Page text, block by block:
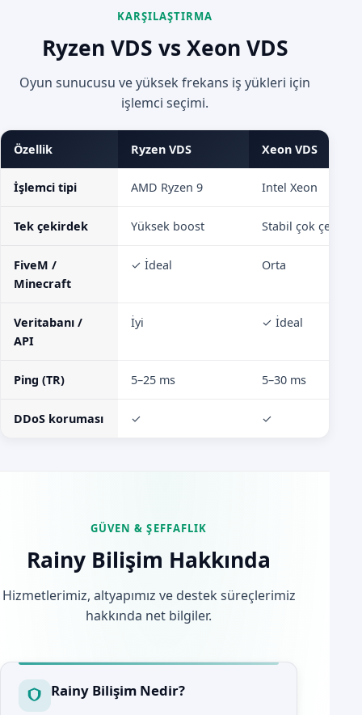
KARŞILAŞTIRMA
Ryzen VDS vs Xeon VDS
Oyun sunucusu ve yüksek frekans iş yükleri için
işlemci seçimi.
Özellik Ryzen VDS Xeon VDS
İşlemci tipi AMD Ryzen 9 Intel Xeon
Tek çekirdek Yüksek boost Stabil çok
FiveM /
Minecraft
✓ İdeal Orta
Veritabanı /
API
İyi ✓ İdeal
Ping (TR) 5–25 ms 5–30 ms
DDoS koruması ✓ ✓
GÜVEN & ŞEFFAFLIK
Rainy Bilişim Hakkında
Hizmetlerimiz, altyapımız ve destek süreçlerimiz
hakkında net bilgiler.
Rainy Bilişim Nedir?